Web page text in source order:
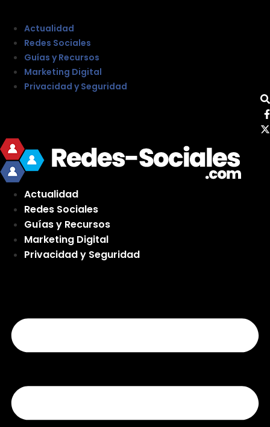
Actualidad
Redes Sociales
Guías y Recursos
Marketing Digital
Privacidad y Seguridad
Actualidad
Redes Sociales
Guías y Recursos
Marketing Digital
Privacidad y Seguridad